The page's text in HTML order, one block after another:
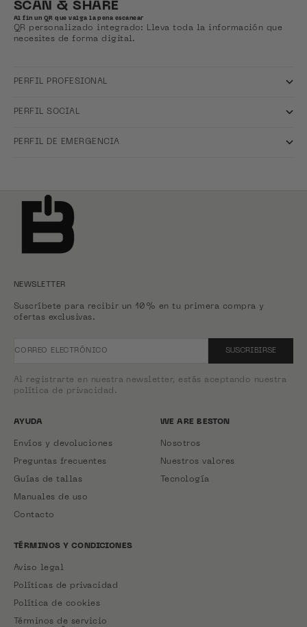
SCAN & SHARE
Al fin un QR que valga la pena escanear
QR personalizado integrado: Lleva toda la información que
necesites de forma digital.
PERFIL PROFESIONAL
PERFIL SOCIAL
PERFIL DE EMERGENCIA
NEWSLETTER
Suscríbete para recibir un 10% en tu primera compra y
ofertas exclusivas.
CORREO ELECTRÓNICO SUSCRIBIRSE
Al registrarte en nuestra newsletter, estás aceptando nuestra
política de privacidad.
AYUDA
Envíos y devoluciones
Preguntas frecuentes
Guías de tallas
Manuales de uso
Contacto
WE ARE BESTON
Nosotros
Nuestros valores
Tecnología
TÉRMINOS Y CONDICIONES
Aviso legal
Políticas de privacidad
Política de cookies
Términos de servicio